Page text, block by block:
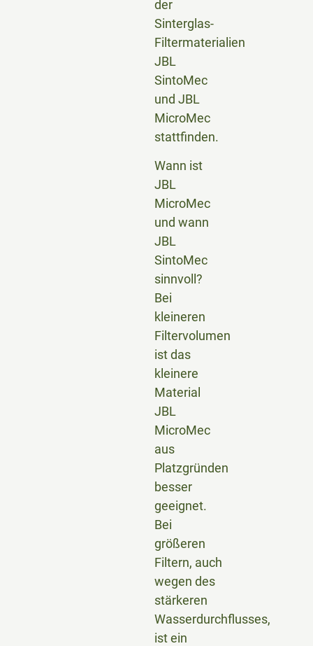
der
Sinterglas-
Filtermaterialien
JBL
SintoMec
und JBL
MicroMec
stattfinden.
Wann ist
JBL
MicroMec
und wann
JBL
SintoMec
sinnvoll?
Bei
kleineren
Filtervolumen
ist das
kleinere
Material
JBL
MicroMec
aus
Platzgründen
besser
geeignet.
Bei
größeren
Filtern, auch
wegen des
stärkeren
Wasserdurchflusses,
ist ein